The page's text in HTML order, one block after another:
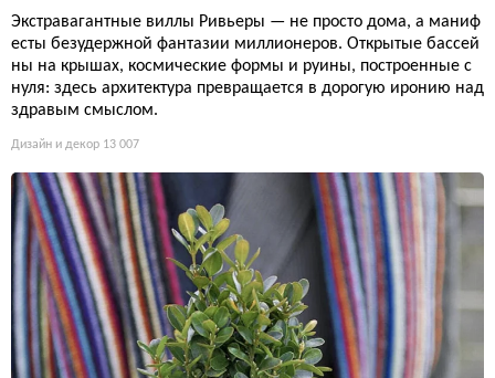
Экстравагантные виллы Ривьеры — не просто дома, а маниф
есты безудержной фантазии миллионеров. Открытые бассей
ны на крышах, космические формы и руины, построенные с
нуля: здесь архитектура превращается в дорогую иронию над
здравым смыслом.
Дизайн и декор 13 007